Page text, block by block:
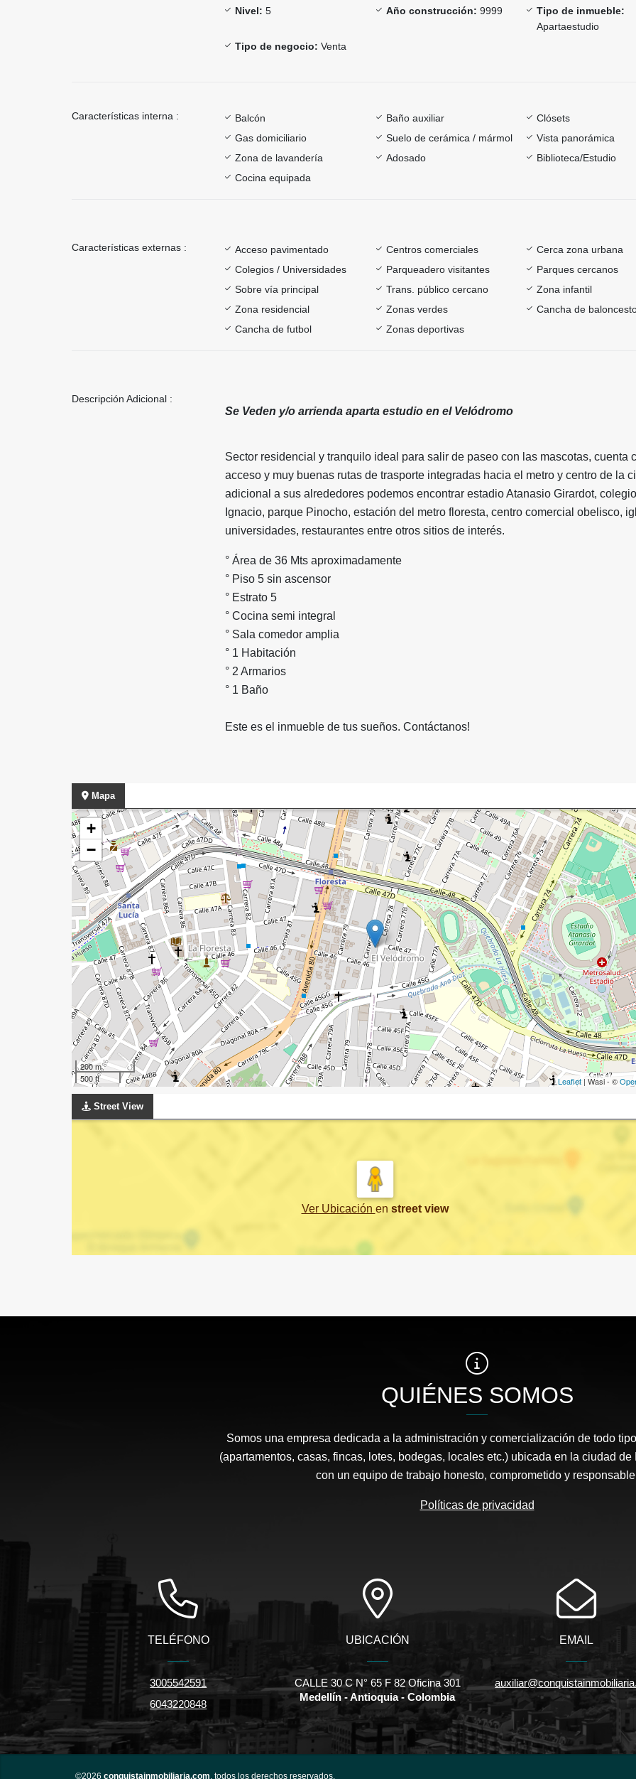
Nivel: 5 Año construcción: 9999
Tipo de inmueble:
Apartaestudio
Tipo de negocio: Venta
Características interna : Balcón Baño auxiliar
Clósets
Gas domiciliario
Suelo de cerámica / mármol
Vista panorámica
Zona de lavandería
Adosado
Biblioteca/Estudio
Cocina equipada
Características externas : Acceso pavimentado Centros comerciales
Cerca zona urbana
Colegios / Universidades
Parqueadero visitantes
Parques cercanos
Sobre vía principal
Trans. público cercano
Zona infantil
Zona residencial
Zonas verdes
Cancha de
Cancha de futbol
Zonas deportivas
Descripción Adicional :
Se Veden y/o arrienda aparta estudio en el Velódromo
Sector residencial y tranquilo ideal para salir de paseo con las mascotas, cuenta
acceso y muy buenas rutas de trasporte integradas hacia el metro y centro de la
adicional a sus alrededores podemos encontrar estadio Atanasio Girardot,
Ignacio, parque Pinocho, estación del metro floresta, centro comercial obelisco,
universidades, restaurantes entre otros sitios de interés.
° Área de 36 Mts aproximadamente
° Piso 5 sin ascensor
° Estrato 5
° Cocina semi integral
° Sala comedor amplia
° 1 Habitación
° 2 Armarios
° 1 Baño
Este es el inmueble de tus sueños. Contáctanos!
Mapa
+
−
200 m
500 ft
Leaflet | Wasi - ©
Street View
Ver Ubicación en street view
QUIÉNES SOMOS
Somos una empresa dedicada a la administración y comercialización de todo
(apartamentos, casas, fincas, lotes, bodegas, locales etc.) ubicada en la ciudad
con un equipo de trabajo honesto, comprometido y
Políticas de privacidad
TELÉFONO
3005542591
6043220848
UBICACIÓN
CALLE 30 C N° 65 F 82 Oficina 301
Medellín - Antioquia - Colombia
EMAIL
©2026 conquistainmobiliaria.com, todos los derechos reservados.